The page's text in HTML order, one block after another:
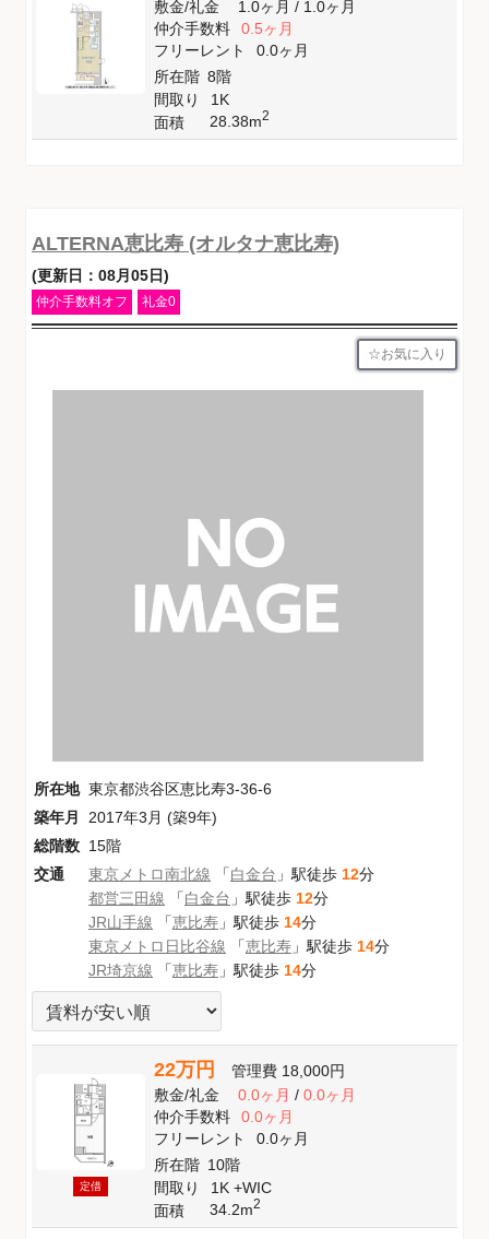
敷金/礼金 1.0ヶ月/ 1.0ヶ月
仲介手数料
0.5ヶ月
フリーレント
0.0ヶ月
所在階 8階
間取り
1K
面積
28.38m2
ALTERNA恵比寿 (オルタナ恵比寿)
(更新日：08月05日)
仲介手数料オフ 礼金0
お気に入り
所在地 東京都渋谷区恵比寿3-36-6
築年月
2017年3月 (築9年)
総階数 15階
交通
東京メトロ南北線 「白金台 」駅徒歩 12分
都営三田線 「白金台 」駅徒歩 12分
JR山手線 「恵比寿 」駅徒歩 14分
東京メトロ日比谷線 「恵比寿 」駅徒歩 14分
JR埼京線 「恵比寿 」駅徒歩 14分
定借
22万円 管理費 18,000円
敷金/礼金 0.0ヶ月/ 0.0ヶ月
仲介手数料
0.0ヶ月
フリーレント
0.0ヶ月
所在階 10階
間取り
1K +WIC
面積
34.2m2